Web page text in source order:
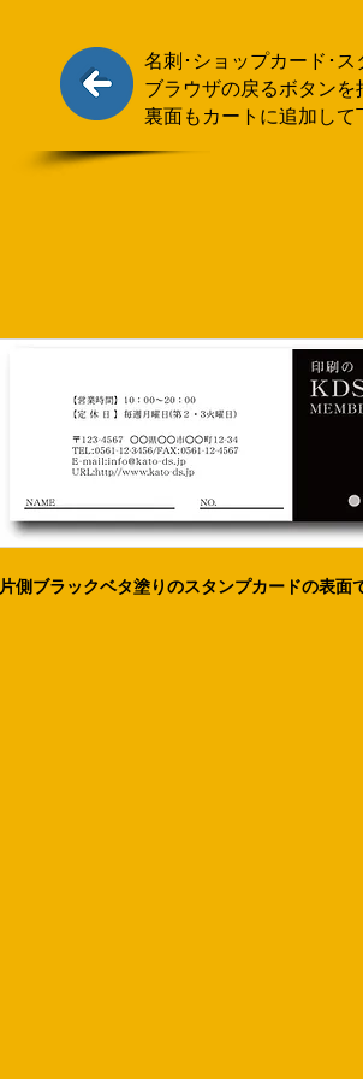
名刺･ショップカード･
ブラウザの戻るボタンを
裏面もカートに追加して
片側ブラックベタ塗りのスタンプカードの表面